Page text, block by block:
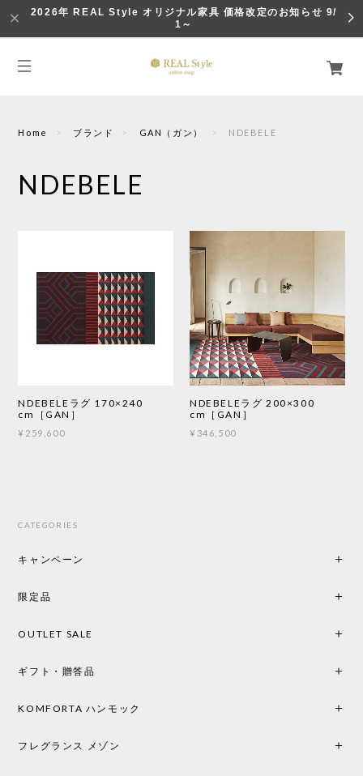
2026年 REAL Style オリジナル家具 価格改定のお知らせ 9/
1～
Home ブランド GAN（ガン） NDEBELE
NDEBELE
NDEBELEラグ 170×240
cm［GAN］
¥259,600
NDEBELEラグ 200×300
cm［GAN］
¥346,500
CATEGORIES
キャンペーン
限定品
OUTLET SALE
ギフト・贈答品
KOMFORTA ハンモック
フレグランス メゾン